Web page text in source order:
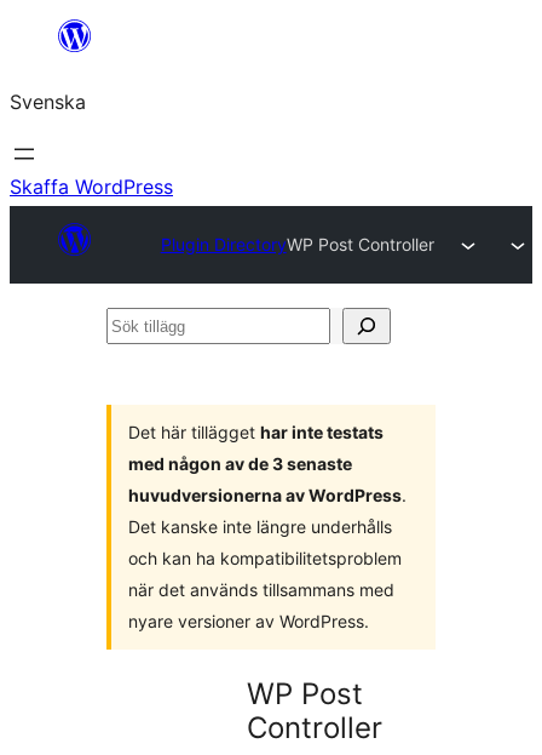
Hoppa
innehåll
Svenska
Skaffa WordPress
Plugin DirectoryWP Post Controller
Sök
Det här tillägget har inte testats
med någon av de 3 senaste
huvudversionerna av WordPress.
Det kanske inte längre underhålls
och kan ha kompatibilitetsproblem
när det används tillsammans med
nyare versioner av WordPress.
WP Post
Controller